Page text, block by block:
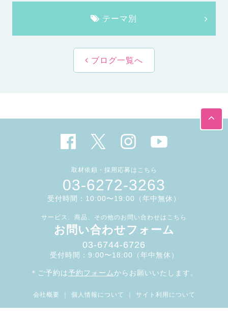
テーマ別
ブログ一覧へ
取材依頼・採用応募はこちら
03-6272-3263
受付時間：10:00〜19:00（年中無休）
サービス、商品、その他のお問い合わせはこちら
お問い合わせフォーム
03-6744-6726
受付時間：9:00〜18:00（年中無休）
＊ご予約は予約フォーム からお願いいたします。
会社概要 ｜ 個人情報について ｜ サイト利用について